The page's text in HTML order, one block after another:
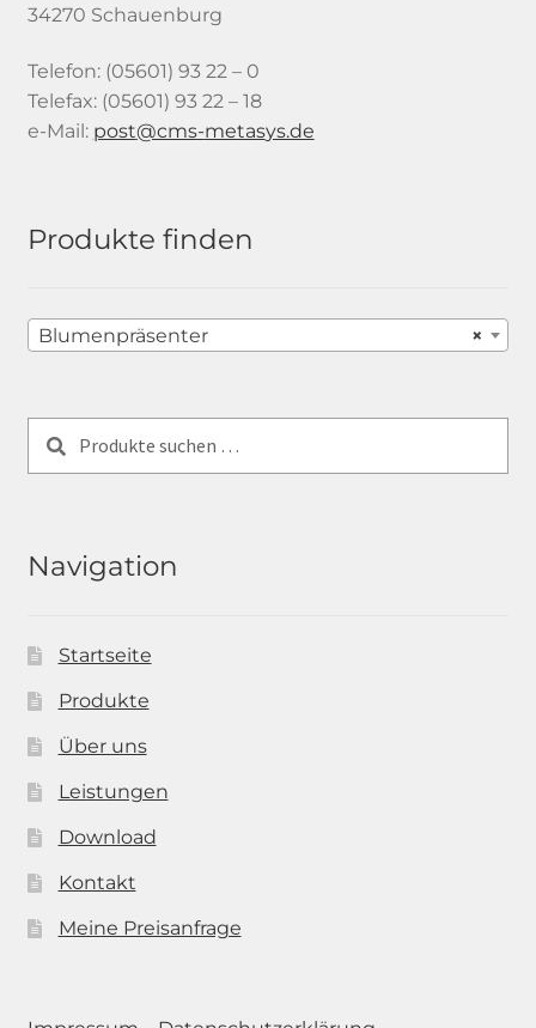
34270 Schauenburg
Telefon: (05601) 93 22 – 0
Telefax: (05601) 93 22 – 18
e-Mail:
ed.sy
satem
-smc@
tsop
Produkte finden
×
Blumenpräsenter
Suchen
nach:
Suchen
Navigation
Startseite
Produkte
Über uns
Leistungen
Download
Kontakt
Meine Preisanfrage